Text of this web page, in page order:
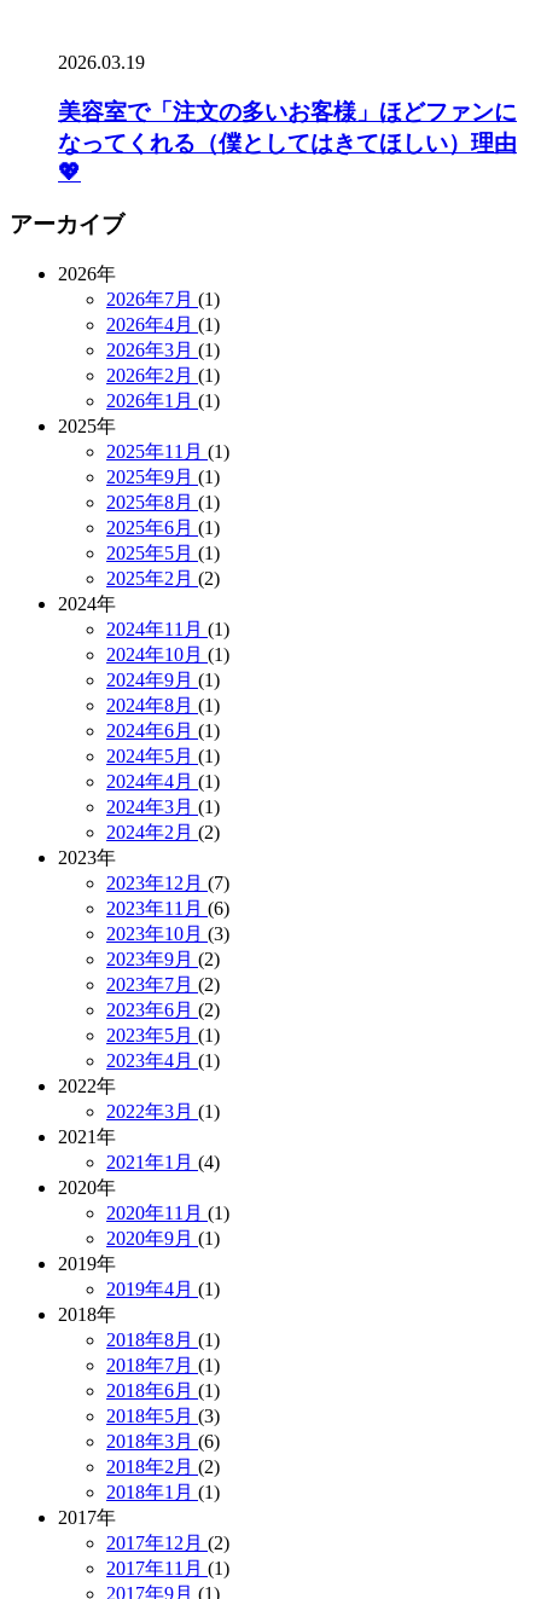
2026.03.19
美容室で「注文の多いお客様」ほどファンに
なってくれる（僕としてはきてほしい）理由
💖
アーカイブ
2026年
2026年7月 (1)
2026年4月 (1)
2026年3月 (1)
2026年2月 (1)
2026年1月 (1)
2025年
2025年11月 (1)
2025年9月 (1)
2025年8月 (1)
2025年6月 (1)
2025年5月 (1)
2025年2月 (2)
2024年
2024年11月 (1)
2024年10月 (1)
2024年9月 (1)
2024年8月 (1)
2024年6月 (1)
2024年5月 (1)
2024年4月 (1)
2024年3月 (1)
2024年2月 (2)
2023年
2023年12月 (7)
2023年11月 (6)
2023年10月 (3)
2023年9月 (2)
2023年7月 (2)
2023年6月 (2)
2023年5月 (1)
2023年4月 (1)
2022年
2022年3月 (1)
2021年
2021年1月 (4)
2020年
2020年11月 (1)
2020年9月 (1)
2019年
2019年4月 (1)
2018年
2018年8月 (1)
2018年7月 (1)
2018年6月 (1)
2018年5月 (3)
2018年3月 (6)
2018年2月 (2)
2018年1月 (1)
2017年
2017年12月 (2)
2017年11月 (1)
2017年9月 (1)